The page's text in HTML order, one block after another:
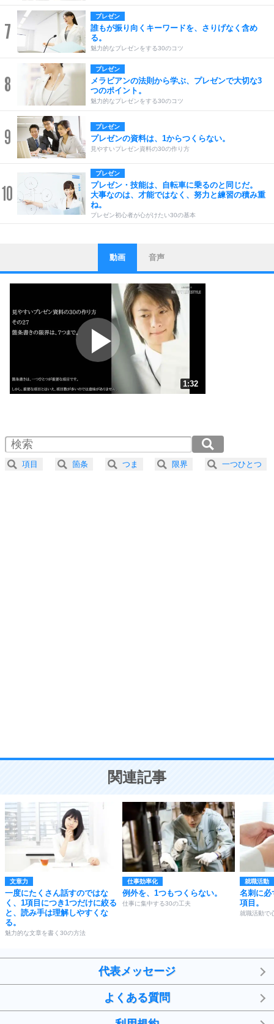
7
プレゼン
誰もが振り向くキーワードを、さりげなく含め
る。
魅力的なプレゼンをする30のコツ
8
プレゼン
メラビアンの法則から学ぶ、プレゼンで大切な3
つのポイント。
魅力的なプレゼンをする30のコツ
9 プレゼン
プレゼンの資料は、1からつくらない。
見やすいプレゼン資料の30の作り方
10
プレゼン
プレゼン・技能は、自転車に乗るのと同じだ。
大事なのは、才能ではなく、努力と練習の積み重
ね。
プレゼン初心者が心がけたい30の基本
1
ストレス対策
他人と比べない。
いっそのこと、他人を見ない。
いらいらしない人になる30の方法
プラス思考
ポジティブになれない原因は、行動しないから。
ポジティブ思考になる30の方法
人生、なんとかなるもの。
気楽に生きる30の方法
4 器の大きい人は、怒りを優しさで表現する。
プラス思考
ことが大切。
動画 音声
1:32
2.0倍速 （181KB 46秒）
2.5倍速 （145KB 36秒）
3.0倍速 （121KB 30秒）
項目 箇条 つま 限界 一つひとつ
関連記事
文章力
一度にたくさん話すのではな
く、1項目につき1つだけに絞る
と、読み手は理解しやすくな
る。
魅力的な文章を書く30の方法
仕事効率化
例外を、1つもつくらない。
仕事に集中する30の工夫
就職活動
名刺に必
項目。
就職活動で
代表メッセージ
よくある質問